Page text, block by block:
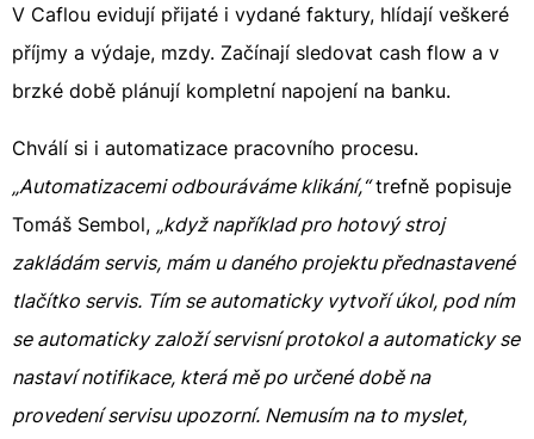
V Caflou evidují přijaté i vydané faktury, hlídají veškeré
příjmy a výdaje, mzdy. Začínají sledovat cash flow a v
brzké době plánují kompletní napojení na banku.
Chválí si i automatizace pracovního procesu.
„Automatizacemi odbouráváme klikání,“trefně popisuje
Tomáš Sembol, „když například pro hotový stroj
zakládám servis, mám u daného projektu přednastavené
tlačítko servis. Tím se automaticky vytvoří úkol, pod ním
se automaticky založí servisní protokol a automaticky se
nastaví notifikace, která mě po určené době na
provedení servisu upozorní. Nemusím na to myslet,